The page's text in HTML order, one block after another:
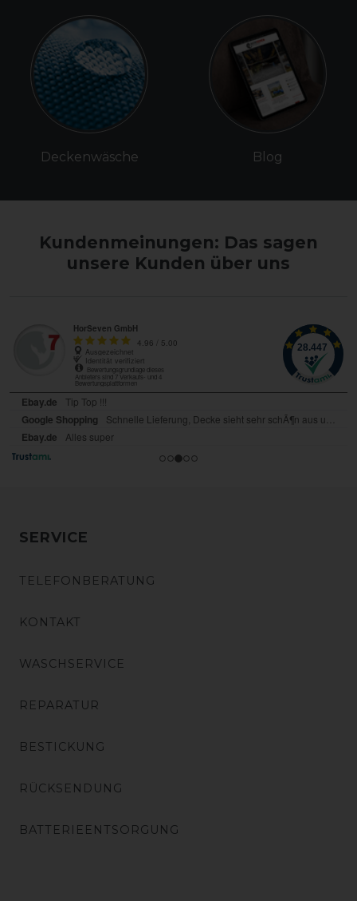
Deckenwäsche Blog
Kundenmeinungen: Das sagen
unsere Kunden über uns
SERVICE
TELEFONBERATUNG
KONTAKT
WASCHSERVICE
REPARATUR
BESTICKUNG
RÜCKSENDUNG
BATTERIEENTSORGUNG